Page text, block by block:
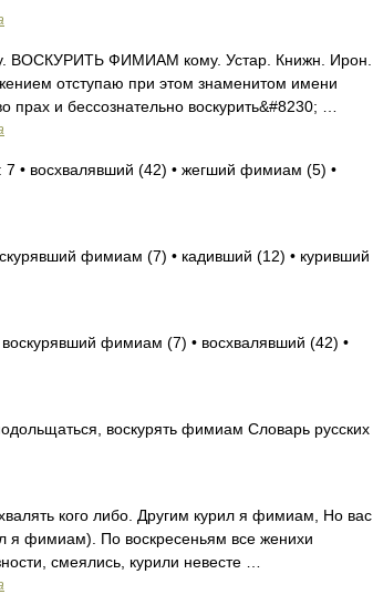
ФИМИАМ кому. Устар. Книжн. Ирон.
отступаю при этом знаменитом имени
и бессознательно воскурить&#8230; …
• восхвалявший (42) • жегший фимиам (5) •
фимиам (7) • кадивший (12) • куривший
фимиам (7) • восхвалявший (42) •
воскурять фимиам Словарь русских
кого либо. Другим курил я фимиам, Но вас
я фимиам). По воскресеньям все женихи
смеялись, курили невесте …